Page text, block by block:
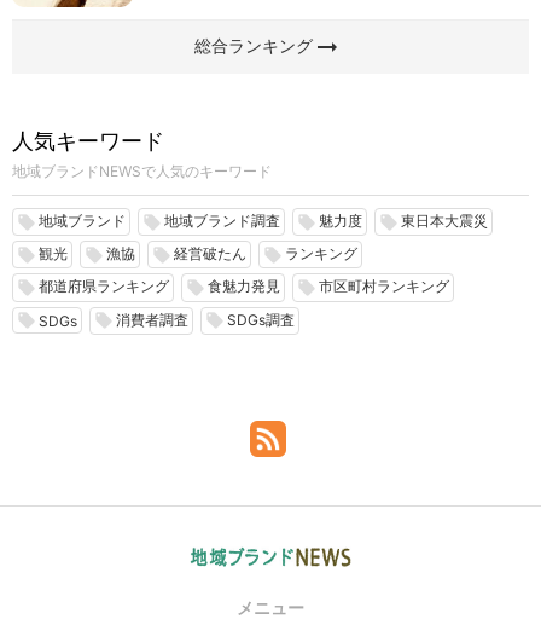
総合ランキングarrow_right_alt
人気キーワード
地域ブランドNEWSで人気のキーワード
local_offer 地域ブランド local_offer 地域ブランド調査 local_offer 魅力度 local_offer 東日本大震災
local_offer 観光 local_offer 漁協 local_offer 経営破たん local_offer ランキング
local_offer 都道府県ランキング local_offer 食魅力発見 local_offer 市区町村ランキング
local_offer SDGs local_offer 消費者調査 local_offer SDGs調査
メニュー